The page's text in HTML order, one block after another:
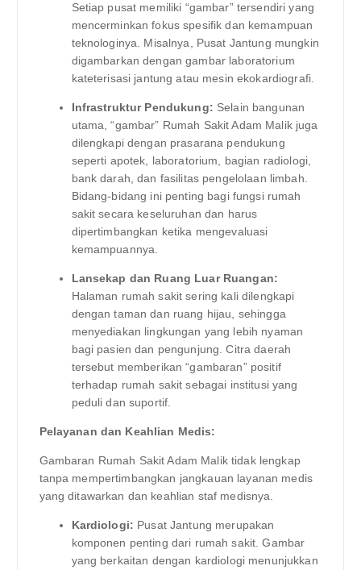
Setiap pusat memiliki “gambar” tersendiri yang
mencerminkan fokus spesifik dan kemampuan
teknologinya. Misalnya, Pusat Jantung mungkin
digambarkan dengan gambar laboratorium
kateterisasi jantung atau mesin ekokardiografi.
Infrastruktur Pendukung: Selain bangunan
utama, “gambar” Rumah Sakit Adam Malik juga
dilengkapi dengan prasarana pendukung
seperti apotek, laboratorium, bagian radiologi,
bank darah, dan fasilitas pengelolaan limbah.
Bidang-bidang ini penting bagi fungsi rumah
sakit secara keseluruhan dan harus
dipertimbangkan ketika mengevaluasi
kemampuannya.
Lansekap dan Ruang Luar Ruangan:
Halaman rumah sakit sering kali dilengkapi
dengan taman dan ruang hijau, sehingga
menyediakan lingkungan yang lebih nyaman
bagi pasien dan pengunjung. Citra daerah
tersebut memberikan “gambaran” positif
terhadap rumah sakit sebagai institusi yang
peduli dan suportif.
Pelayanan dan Keahlian Medis:
Gambaran Rumah Sakit Adam Malik tidak lengkap
tanpa mempertimbangkan jangkauan layanan medis
yang ditawarkan dan keahlian staf medisnya.
Kardiologi: Pusat Jantung merupakan
komponen penting dari rumah sakit. Gambar
yang berkaitan dengan kardiologi menunjukkan